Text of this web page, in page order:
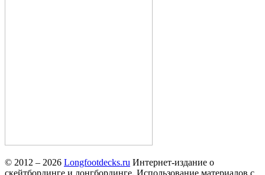
© 2012 – 2026 Longfootdecks.ru Интернет-издание о
скейтбординге и лонгбординге. Использование материалов с